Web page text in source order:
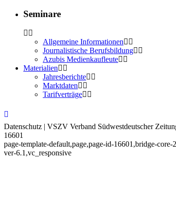
Seminare
Allgemeine Informationen
Journalistische Berufsbildung
Azubis Medienkaufleute
Materialien
Jahresberichte
Marktdaten
Tarifverträge
Datenschutz | VSZV Verband Südwestdeutscher
16601
page-template-default,page,page-id-16601,bridge-
ver-6.1,vc_responsive